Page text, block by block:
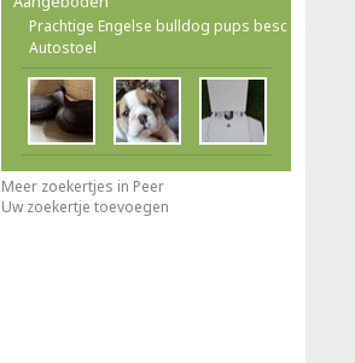
Prachtige Engelse bulldog pups besc
Autostoel
Meer zoekertjes in Peer
Uw zoekertje toevoegen